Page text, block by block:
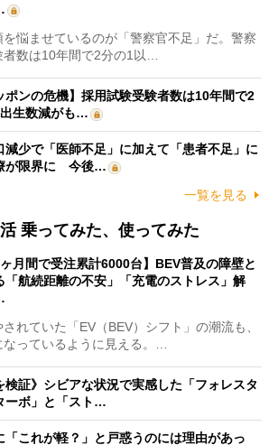
悩ませているのが「警察官不足」だ。警察
数は10年間で2分の1以…
ポンの危機】採用試験受験者数は10年間で2
生数減がも…
減少で「医師不足」に加えて「患者不足」に
が限界に 今後…
一覧を見る
乗ってみた、使ってみた
ヶ月間で受注累計6000台】BEV普及の障壁と
「航続距離の不安」「充電のストレス」解
れていた「EV（BEV）シフト」の潮流も、
っているように見える。…
検証》シビアな状況で実感した「フォレスタ
ボ」と「スト…
「これが軽？」と戸惑うのには理由があっ